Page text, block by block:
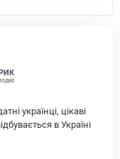
українці, цікаві
в Україні